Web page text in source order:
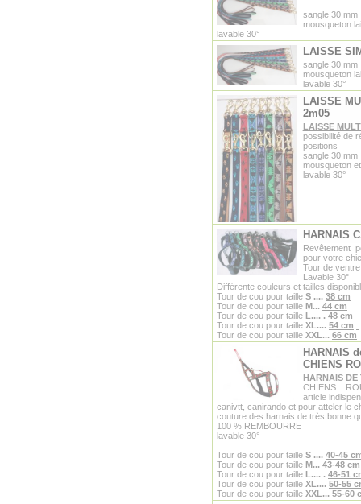
sangle 30 mm
mousqueton
lavable 30°
LAISSE
sangle 30 mm
mousqueton
lavable 30°
LAISSE
2m05
LAISSE
possibilité de
positions
sangle 30 mm
mousqueton
lavable 30°
HARNAIS
Revêtement
pour votre
Tour de
Lavable 30°
Différente couleurs et tailles
Tour de cou pour taille S .... 38 cm
Tour de cou pour taille M... 44 cm
Tour de cou pour taille L.... . 48 cm
Tour de cou pour taille XL.... 54 cm
Tour de cou pour taille XXL... 66 cm
HARNAIS
CHIENS
HARNAIS
CHIENS
article
canivtt, canirando et pour atteler le
couture des harnais de très bonne
100 % REMBOURRE
lavable 30°
Tour de cou pour taille S .... 40-45
Tour de cou pour taille M... 43-48 cm
Tour de cou pour taille L.... . 46-51
Tour de cou pour taille XL.... 50-55
Tour de cou pour taille XXL... 55-60